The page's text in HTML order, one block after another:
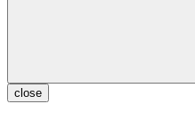
close